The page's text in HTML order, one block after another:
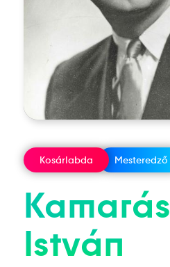
Kosárlabda Mesteredző
Kamarás
István